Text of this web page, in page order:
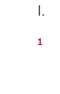
I.